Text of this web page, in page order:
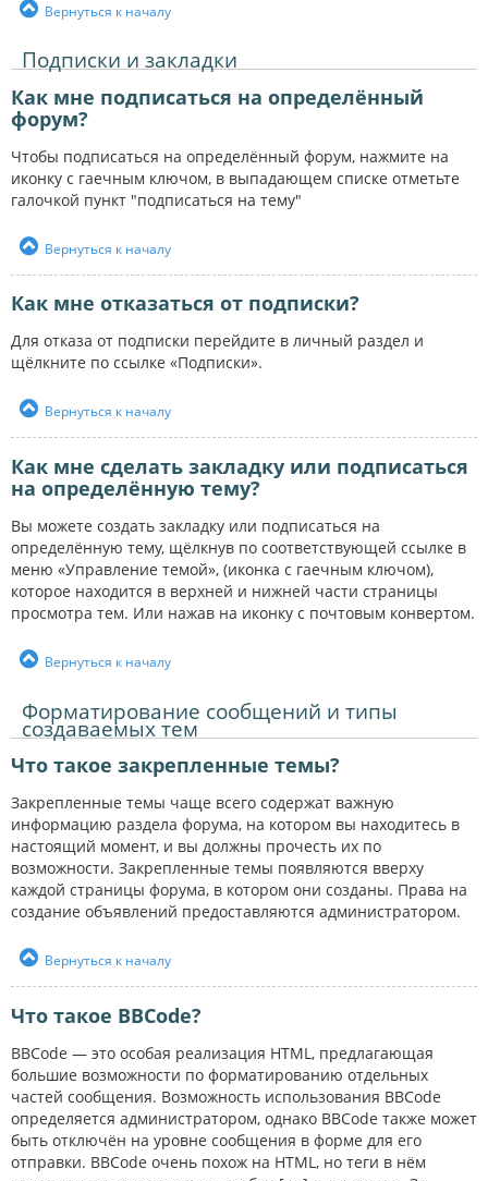
Вернуться к началу
Подписки и закладки
Как мне подписаться на определённый
форум?
Чтобы подписаться на определённый форум, нажмите на
иконку с гаечным ключом, в выпадающем списке отметьте
галочкой пункт "подписаться на тему"
Вернуться к началу
Как мне отказаться от подписки?
Для отказа от подписки перейдите в личный раздел и
щёлкните по ссылке «Подписки».
Вернуться к началу
Как мне сделать закладку или подписаться
на определённую тему?
Вы можете создать закладку или подписаться на
определённую тему, щёлкнув по соответствующей ссылке в
меню «Управление темой», (иконка с гаечным ключом),
которое находится в верхней и нижней части страницы
просмотра тем. Или нажав на иконку с почтовым конвертом.
Вернуться к началу
Форматирование сообщений и типы
создаваемых тем
Что такое закрепленные темы?
Закрепленные темы чаще всего содержат важную
информацию раздела форума, на котором вы находитесь в
настоящий момент, и вы должны прочесть их по
возможности. Закрепленные темы появляются вверху
каждой страницы форума, в котором они созданы. Права на
создание объявлений предоставляются администратором.
Вернуться к началу
Что такое BBCode?
BBCode — это особая реализация HTML, предлагающая
большие возможности по форматированию отдельных
частей сообщения. Возможность использования BBCode
определяется администратором, однако BBCode также может
быть отключён на уровне сообщения в форме для его
отправки. BBCode очень похож на HTML, но теги в нём